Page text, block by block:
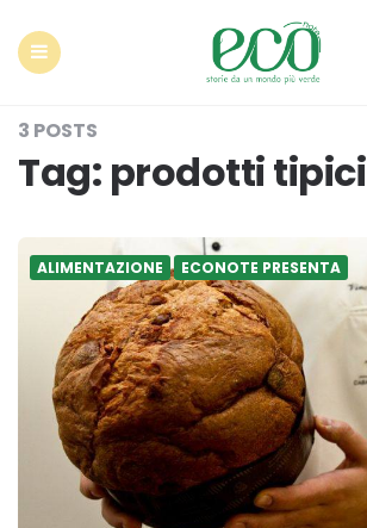
3 POSTS
Tag: prodotti tipici
ALIMENTAZIONE ECONOTE PRESENTA